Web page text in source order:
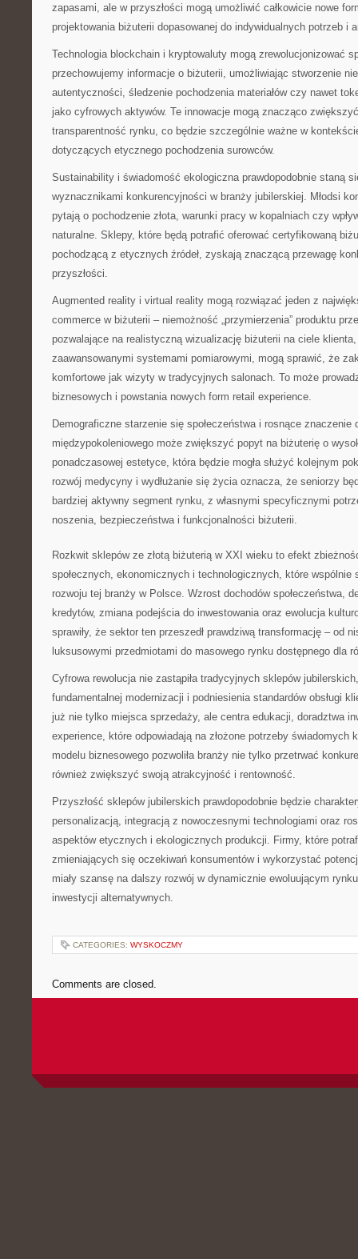
zapasami, ale w przyszłości mogą umożliwić całkowicie nowe
projektowania biżuterii dopasowanej do indywidualnych potrzeb i
Technologia blockchain i kryptowaluty mogą zrewolucjonizować
przechowujemy informacje o biżuterii, umożliwiając stworzenie
autentyczności, śledzenie pochodzenia materiałów czy nawet
jako cyfrowych aktywów. Te innowacje mogą znacząco
transparentność rynku, co będzie szczególnie ważne w
dotyczących etycznego pochodzenia surowców.
Sustainability i świadomość ekologiczna prawdopodobnie staną
wyznacznikami konkurencyjności w branży jubilerskiej. Młodsi
pytają o pochodzenie złota, warunki pracy w kopalniach czy
naturalne. Sklepy, które będą potrafić oferować certyfikowaną
pochodzącą z etycznych źródeł, zyskają znaczącą przewagę
przyszłości.
Augmented reality i virtual reality mogą rozwiązać jeden z
commerce w biżuterii – niemożność „przymierzenia” produktu
pozwalające na realistyczną wizualizację biżuterii na ciele klienta,
zaawansowanymi systemami pomiarowymi, mogą sprawić, że
komfortowe jak wizyty w tradycyjnych salonach. To może
biznesowych i powstania nowych form retail experience.
Demograficzne starzenie się społeczeństwa i rosnące znaczenie
międzypokoleniowego może zwiększyć popyt na biżuterię o
ponadczasowej estetyce, która będzie mogła służyć kolejnym
rozwój medycyny i wydłużanie się życia oznacza, że seniorzy
bardziej aktywny segment rynku, z własnymi specyficznymi
noszenia, bezpieczeństwa i funkcjonalności biżuterii.
Rozkwit sklepów ze złotą biżuterią w XXI wieku to efekt
społecznych, ekonomicznych i technologicznych, które wspólnie
rozwoju tej branży w Polsce. Wzrost dochodów społeczeństwa,
kredytów, zmiana podejścia do inwestowania oraz ewolucja
sprawiły, że sektor ten przeszedł prawdziwą transformację – od
luksusowymi przedmiotami do masowego rynku dostępnego dla
Cyfrowa rewolucja nie zastąpiła tradycyjnych sklepów
fundamentalnej modernizacji i podniesienia standardów obsługi
już nie tylko miejsca sprzedaży, ale centra edukacji, doradztwa
experience, które odpowiadają na złożone potrzeby świadomych
modelu biznesowego pozwoliła branży nie tylko przetrwać
również zwiększyć swoją atrakcyjność i rentowność.
Przyszłość sklepów jubilerskich prawdopodobnie będzie
personalizacją, integracją z nowoczesnymi technologiami oraz
aspektów etycznych i ekologicznych produkcji. Firmy, które
zmieniających się oczekiwań konsumentów i wykorzystać
miały szansę na dalszy rozwój w dynamicznie ewoluującym
inwestycji alternatywnych.
CATEGORIES: WYSKOCZMY
Comments are closed.